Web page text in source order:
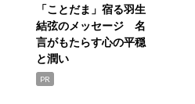
「ことだま」宿る羽生
結弦のメッセージ 名
言がもたらす心の平穏
と潤い
PR